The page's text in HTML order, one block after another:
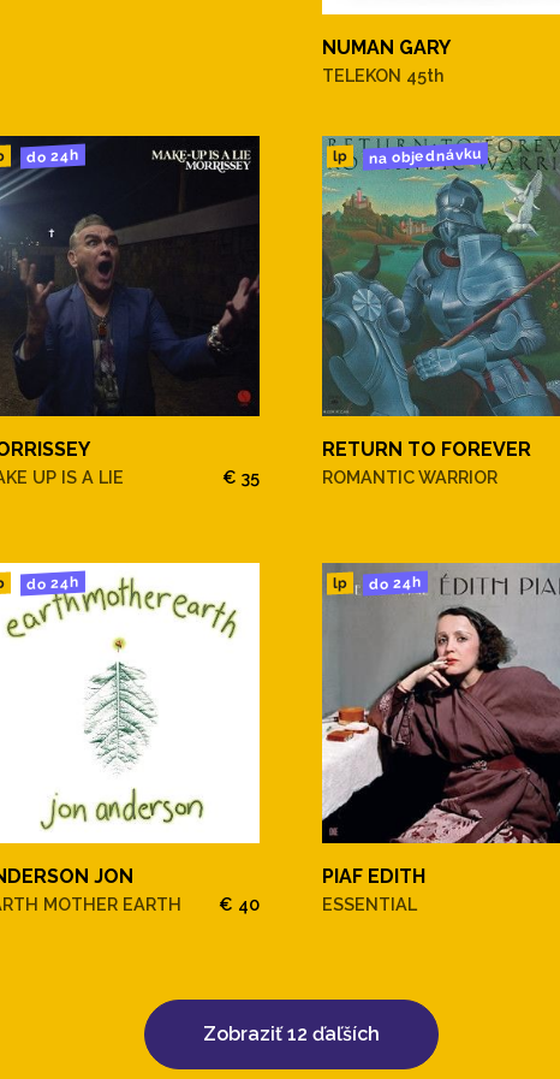
NUMAN GARY
TELEKON 45th
do 24h
UP IS A LIE € 35
lp na objednávku
RETURN TO FOREVER
ROMANTIC WARRIOR
do 24h
JON
MOTHER EARTH € 40
lp do 24h
PIAF EDITH
ESSENTIAL
Zobraziť 12 ďaľších